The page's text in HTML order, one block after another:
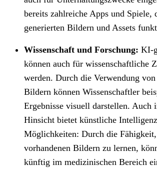
bereits zahlreiche Apps und
generierten Bildern und Assets
Wissenschaft und Forschung: KI-
können auch für wissenschaftliche
werden. Durch die Verwendung
Bildern können Wissenschaftler
Ergebnisse visuell darstellen. Auch
Hinsicht bietet künstliche
Möglichkeiten: Durch die
vorhandenen Bildern zu lernen,
künftig im medizinischen Bereich